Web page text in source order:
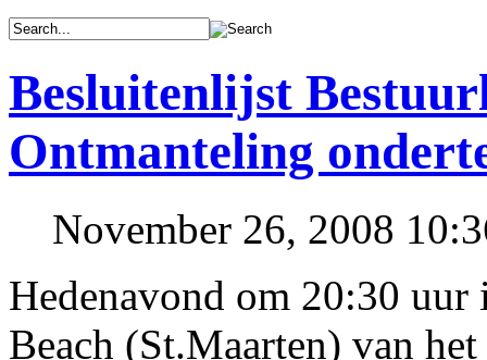
Besluitenlijst
Ontmanteling
November 26, 2008
Hedenavond om 20:30
Beach (St.Maarten) van